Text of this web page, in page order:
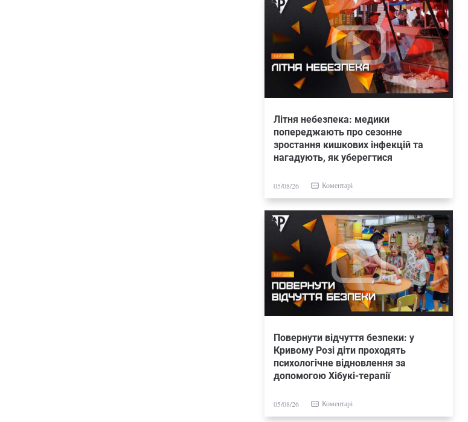
Літня небезпека: медики
попереджають про сезонне
зростання кишкових інфекцій та
нагадують, як уберегтися
05/08/26 Коментарі
Повернути відчуття безпеки: у
Кривому Розі діти проходять
психологічне відновлення за
допомогою Хібукі-терапії
05/08/26 Коментарі